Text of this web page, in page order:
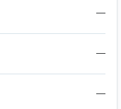
—
—
—